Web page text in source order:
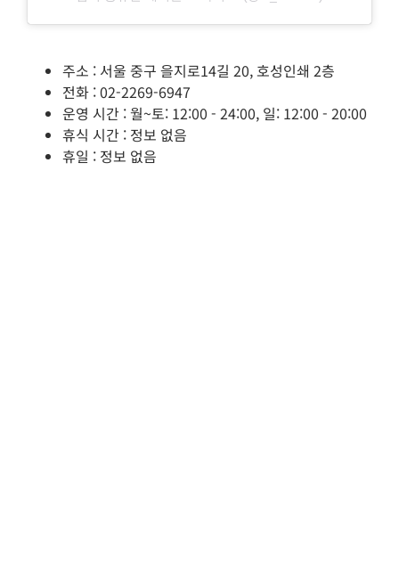
주소 : 서울 중구 을지로14길 20, 호성인쇄 2층
전화 : 02-2269-6947
운영 시간 : 월~토: 12:00 - 24:00, 일: 12:00 - 20:00
휴식 시간 : 정보 없음
휴일 : 정보 없음